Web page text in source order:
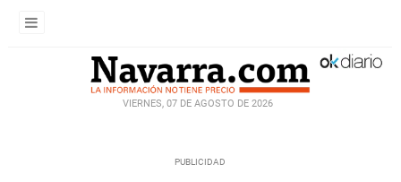
VIERNES, 07 DE AGOSTO DE 2026